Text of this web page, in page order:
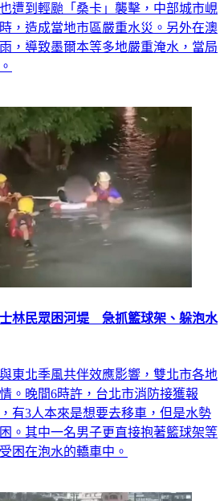
遭到輕颱「桑卡」襲擊，中部城市峴
，造成當地市區嚴重水災。另外在澳
，導致墨爾本等多地嚴重淹水，當局
林民眾困河堤 急抓籃球架、躲泡水
東北季風共伴效應影響，雙北市各地
。晚間6時許，台北市消防接獲報
有3人本來是想要去移車，但是水勢
。其中一名男子更直接抱著籃球架等
困在泡水的轎車中。